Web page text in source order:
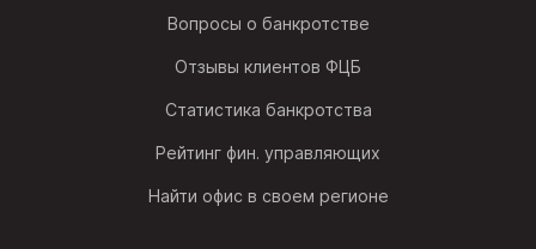
Вопросы о банкротстве
Отзывы клиентов ФЦБ
Статистика банкротства
Рейтинг фин. управляющих
Найти офис в своем регионе